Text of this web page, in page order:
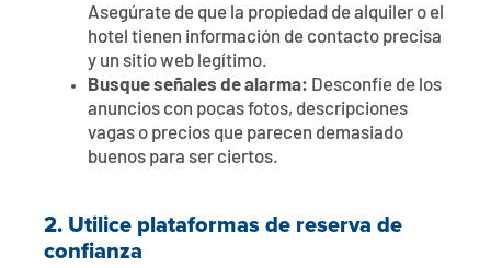
Asegúrate de que la propiedad de alquiler o el
hotel tienen información de contacto precisa
y un sitio web legítimo.
Busque señales de alarma: Desconfíe de los
anuncios con pocas fotos, descripciones
vagas o precios que parecen demasiado
buenos para ser ciertos.
2. Utilice plataformas de reserva de
confianza